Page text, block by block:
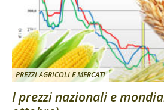
PREZZI AGRICOLI E MERCATI
I prezzi nazionali e